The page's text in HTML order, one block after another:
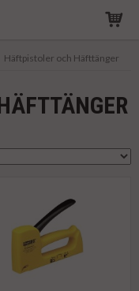
Häftpistoler och Häfttänger